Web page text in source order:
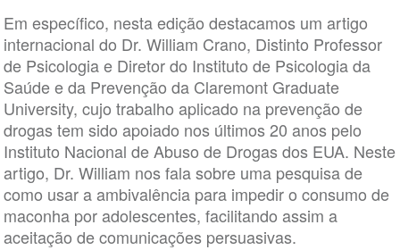
Em específico, nesta edição destacamos um artigo
internacional do Dr. William Crano, Distinto Professor
de Psicologia e Diretor do Instituto de Psicologia da
Saúde e da Prevenção da Claremont Graduate
University, cujo trabalho aplicado na prevenção de
drogas tem sido apoiado nos últimos 20 anos pelo
Instituto Nacional de Abuso de Drogas dos EUA. Neste
artigo, Dr. William nos fala sobre uma pesquisa de
como usar a ambivalência para impedir o consumo de
maconha por adolescentes, facilitando assim a
aceitação de comunicações persuasivas.